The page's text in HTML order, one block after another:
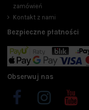
zamówień
Kontakt z nami
Bezpieczne płatności
Obserwuj nas